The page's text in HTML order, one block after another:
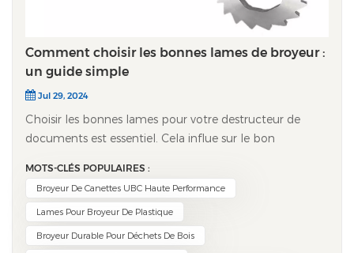
Comment choisir les bonnes lames de broyeur :
un guide simple
Jul 29, 2024
Choisir les bonnes lames pour votre destructeur de
documents est essentiel. Cela influe sur le bon
vous broyiez du plastique, du bois ou du métal, vous
devez choisir la lame la plus adaptée. Voici un guide
simple pour vous aider dans votre choix. 1. Matériau des
lames Le matériau de la lame est le premier élément à
MOTS-CLÉS POPULAIRES :
Broyeur De Canettes UBC Haute Performance
Lames Pour Broyeur De Plastique
Broyeur Durable Pour Déchets De Bois